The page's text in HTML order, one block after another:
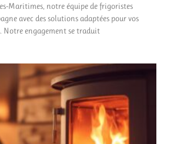
Maritimes, notre équipe de frigoristes
avec des solutions adaptées pour vos
Notre engagement se traduit